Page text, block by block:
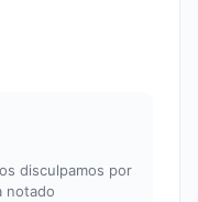
disculpamos por
notado